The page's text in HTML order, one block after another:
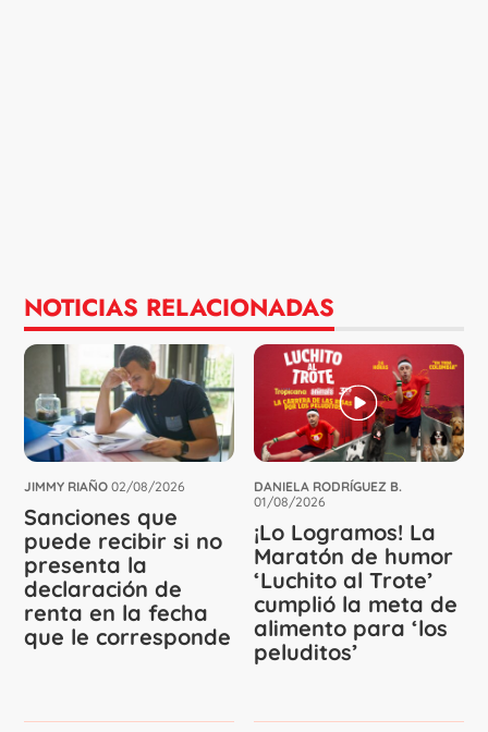
NOTICIAS RELACIONADAS
JIMMY RIAÑO 02/08/2026
Sanciones que
puede recibir si no
presenta la
declaración de
renta en la fecha
que le corresponde
DANIELA RODRÍGUEZ B.
01/08/2026
¡Lo Logramos! La
Maratón de humor
‘Luchito al Trote’
cumplió la meta de
alimento para ‘los
peluditos’